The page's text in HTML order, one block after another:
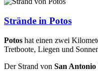
Strände in Potos
Potos hat einen zwei
Tretboote, Liegen und
Der Strand von San Antonio